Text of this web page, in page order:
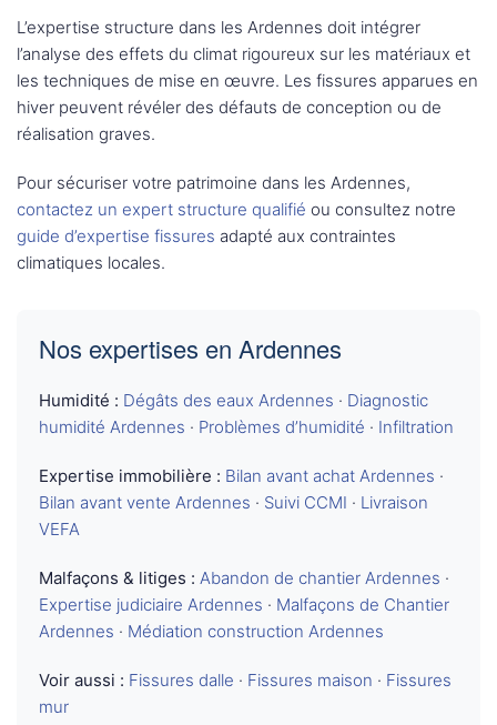
L’expertise structure dans les Ardennes doit intégrer
l’analyse des effets du climat rigoureux sur les matériaux et
les techniques de mise en œuvre. Les fissures apparues en
hiver peuvent révéler des défauts de conception ou de
réalisation graves.
Pour sécuriser votre patrimoine dans les Ardennes,
contactez un expert structure qualifié ou consultez notre
guide d’expertise fissures adapté aux contraintes
climatiques locales.
Nos expertises en Ardennes
Humidité : Dégâts des eaux Ardennes · Diagnostic
humidité Ardennes · Problèmes d’humidité · Infiltration
Expertise immobilière : Bilan avant achat Ardennes ·
Bilan avant vente Ardennes · Suivi CCMI · Livraison
VEFA
Malfaçons & litiges : Abandon de chantier Ardennes ·
Expertise judiciaire Ardennes · Malfaçons de Chantier
Ardennes · Médiation construction Ardennes
Voir aussi : Fissures dalle · Fissures maison · Fissures
mur